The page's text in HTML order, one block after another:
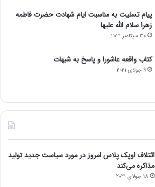
پیام تسلیت به مناسبت ایام شهادت حضرت فاطمه
زهرا سلام الله علیها
30 سپتامبر 2021
کتاب واقعه عاشورا و پاسخ به شبهات
9 جولای 2021
ائتلاف اوپک پلاس امروز در مورد سیاست جدید تولید
مذاکره می‌کند
18 جولای 2021